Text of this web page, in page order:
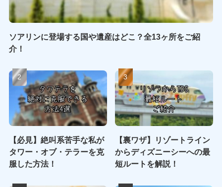
ソアリンに登場する国や遺産はどこ？全13ヶ所をご紹
介！
【必見】絶叫系苦手な私が
タワー・オブ・テラーを克
服した方法！
【裏ワザ】リゾートライン
からディズニーシーへの最
短ルートを解説！